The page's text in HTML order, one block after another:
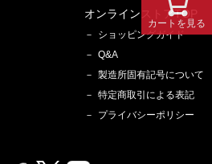
オンラインストアTOP
ショッピングガイド
Q&A
製造所固有記号について
特定商取引による表記
プライバシーポリシー
カートを見る